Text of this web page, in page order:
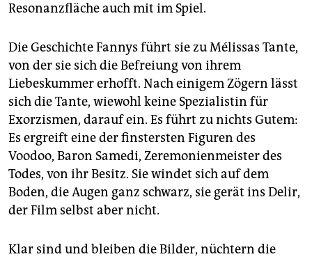
Resonanzfläche auch mit im Spiel.
Die Geschichte Fannys führt sie zu Mélissas Tante,
von der sie sich die Befreiung von ihrem
Liebeskummer erhofft. Nach einigem Zögern lässt
sich die Tante, wiewohl keine Spezialistin für
Exorzismen, darauf ein. Es führt zu nichts Gutem:
Es ergreift eine der finstersten Figuren des
Voodoo, Baron Samedi, Zeremonienmeister des
Todes, von ihr Besitz. Sie windet sich auf dem
Boden, die Augen ganz schwarz, sie gerät ins Delir,
der Film selbst aber nicht.
Klar sind und bleiben die Bilder, nüchtern die